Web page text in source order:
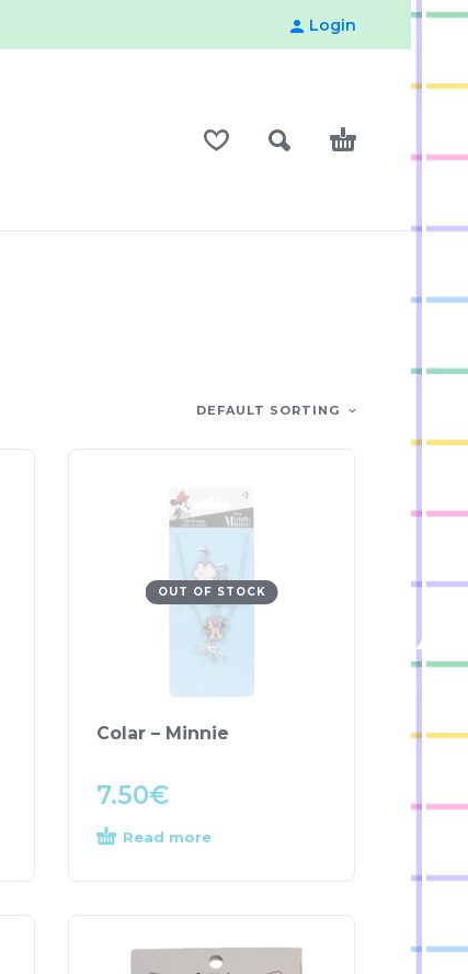
Login
DEFAULT SORTING
OUT OF STOCK
Colar – Minnie
7.50€
Read more